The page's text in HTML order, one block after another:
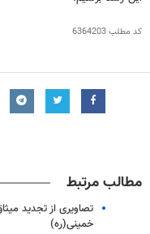
کد مطلب6364203
مطالب مرتبط
تصاویری از تجدید
خمینی(ره)